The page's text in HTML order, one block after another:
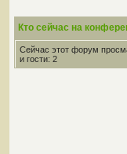
Кто сейчас на
Сейчас этот форум
и гости: 2